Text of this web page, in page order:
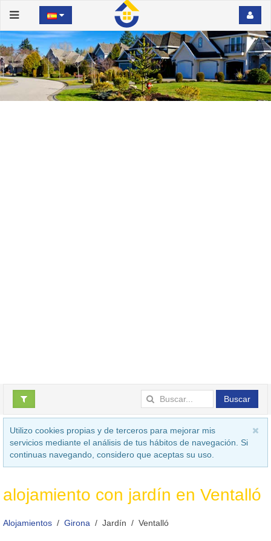
Buscar
Utilizo cookies propias y de terceros para mejorar mis
servicios mediante el análisis de tus hábitos de navegación. Si
continuas navegando, considero que aceptas su uso.
alojamiento con jardín en Ventalló
Alojamientos Girona Jardín Ventalló